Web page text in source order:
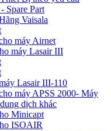
Spare Part
Vaisala
máy Airnet
máy Lasair III
Lasair III-110
máy APSS 2000- Máy
dịch khác
Minicapt
ISOAIR